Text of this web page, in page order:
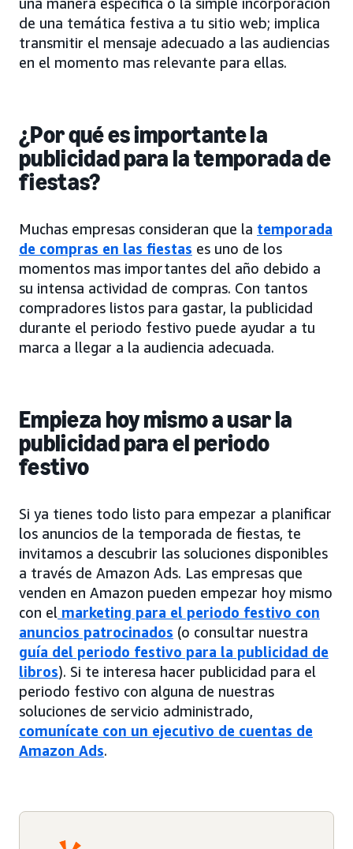
de una temática festiva a tu sitio web; implica
transmitir el mensaje adecuado a las audiencias
en el momento mas relevante para ellas.
¿Por qué es importante la
publicidad para la temporada de
fiestas?
Muchas empresas consideran que la temporada
de compras en las fiestas es uno de los
momentos mas importantes del año debido a
su intensa actividad de compras. Con tantos
compradores listos para gastar, la publicidad
durante el periodo festivo puede ayudar a tu
marca a llegar a la audiencia adecuada.
Empieza hoy mismo a usar la
publicidad para el periodo
festivo
Si ya tienes todo listo para empezar a planificar
los anuncios de la temporada de fiestas, te
invitamos a descubrir las soluciones disponibles
a través de Amazon Ads. Las empresas que
venden en Amazon pueden empezar hoy mismo
con el marketing para el periodo festivo con
anuncios patrocinados (o consultar nuestra
guía del periodo festivo para la publicidad de
libros). Si te interesa hacer publicidad para el
periodo festivo con alguna de nuestras
soluciones de servicio administrado,
comunícate con un ejecutivo de cuentas de
Amazon Ads.